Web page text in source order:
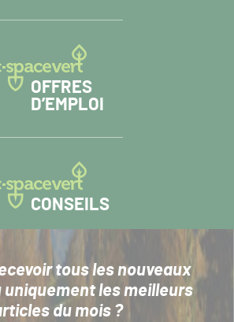
OFFRES
D’EMPLOI
CONSEILS
tous les nouveaux
les meilleurs
du mois ?